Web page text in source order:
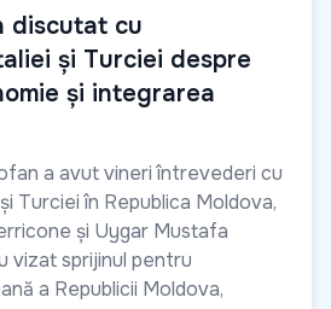
discutat cu
și Turciei despre
și integrarea
a avut vineri întrevederi cu
Turciei în Republica Moldova,
și Uygar Mustafa
vizat sprijinul pentru
a Republicii Moldova,